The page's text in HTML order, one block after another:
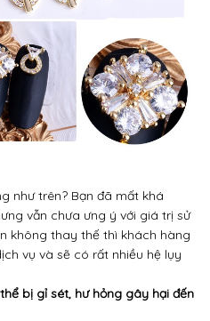
như trên? Bạn đã mất khá
vẫn chưa ưng ý với giá trị sử
không thay thế thì khách hàng
vụ và sẽ có rất nhiều hệ lụy
bị gỉ sét, hư hỏng gây hại đến